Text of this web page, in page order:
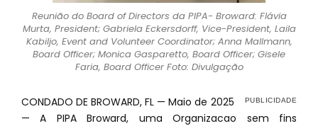
Reunião do Board of Directors da PIPA- Broward: Flávia
Murta, President; Gabriela Eckersdorff, Vice-President, Laila
Kabiljo, Event and Volunteer Coordinator; Anna Mallmann,
Board Officer; Monica Gasparetto, Board Officer; Gisele
Faria, Board Officer Foto: Divulgação
CONDADO DE BROWARD, FL — Maio de 2025
— A PIPA Broward, uma Organizacao sem fins